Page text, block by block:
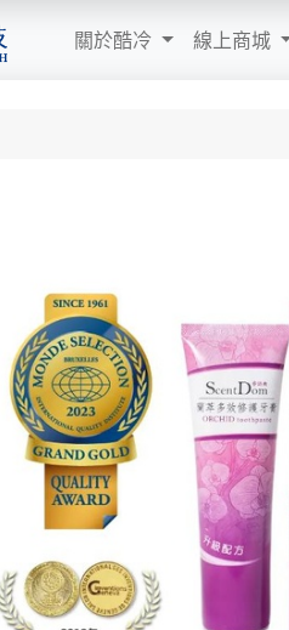
關於酷冷 線上商城